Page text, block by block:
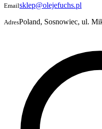
Emailsklep@olejefuchs.pl
AdresPoland, Sosnowiec, ul.